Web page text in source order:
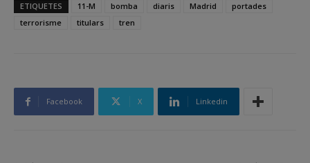
ETIQUETES 11-M bomba diaris Madrid
portades
terrorisme
titulars tren
Facebook X Linkedin